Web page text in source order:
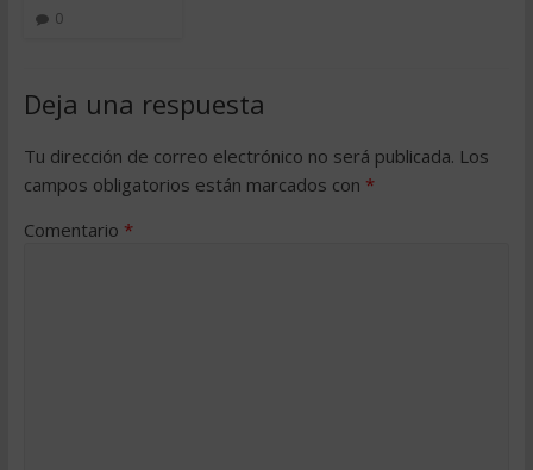
0
Deja una respuesta
Tu dirección de correo electrónico no será publicada. Los
campos obligatorios están marcados con *
Comentario *